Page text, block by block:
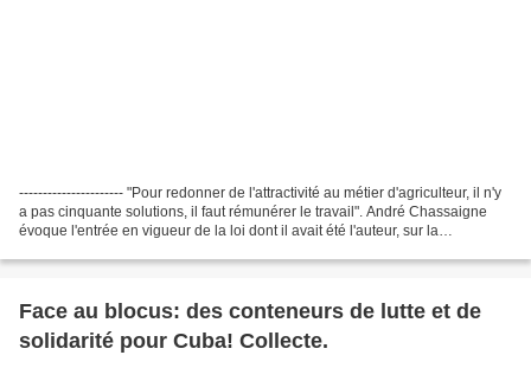
---------------------- "Pour redonner de l'attractivité au métier d'agriculteur, il n'y
a pas cinquante solutions, il faut rémunérer le travail". André Chassaigne
évoque l'entrée en vigueur de la loi dont il avait été l'auteur, sur la
Face au blocus: des conteneurs de lutte et de
solidarité pour Cuba! Collecte.